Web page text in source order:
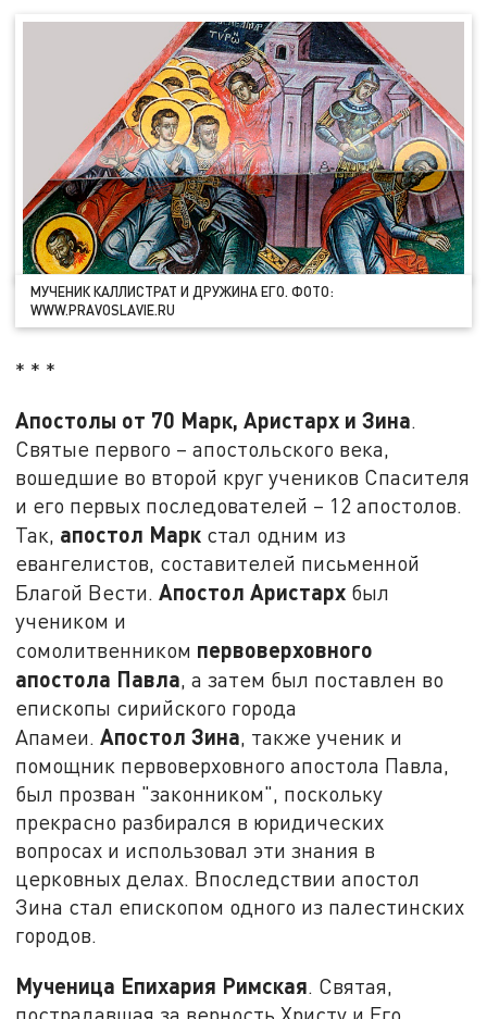
МУЧЕНИК КАЛЛИСТРАТ И ДРУЖИНА ЕГО. ФОТО:
WWW.PRAVOSLAVIE.RU
* * *
Апостолы от 70 Марк, Аристарх и Зина.
Святые первого – апостольского века,
вошедшие во второй круг учеников Спасителя
и его первых последователей – 12 апостолов.
Так, апостол Марк стал одним из
евангелистов, составителей письменной
Благой Вести.Апостол Аристарх был
учеником и
сомолитвенником первоверховного
апостола Павла, а затем был поставлен во
епископы сирийского города
Апамеи.Апостол Зина, также ученик и
помощник первоверховного апостола Павла,
был прозван "законником", поскольку
прекрасно разбирался в юридических
вопросах и использовал эти знания в
церковных делах. Впоследствии апостол
Зина стал епископом одного из палестинских
городов.
Мученица Епихария Римская. Святая,